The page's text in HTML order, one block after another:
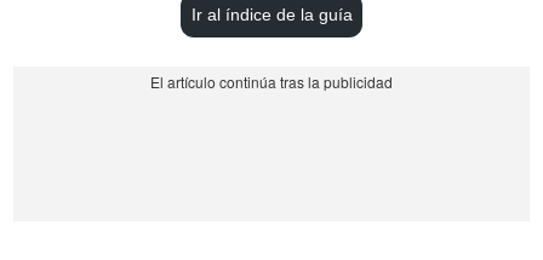
Ir al índice de la guía